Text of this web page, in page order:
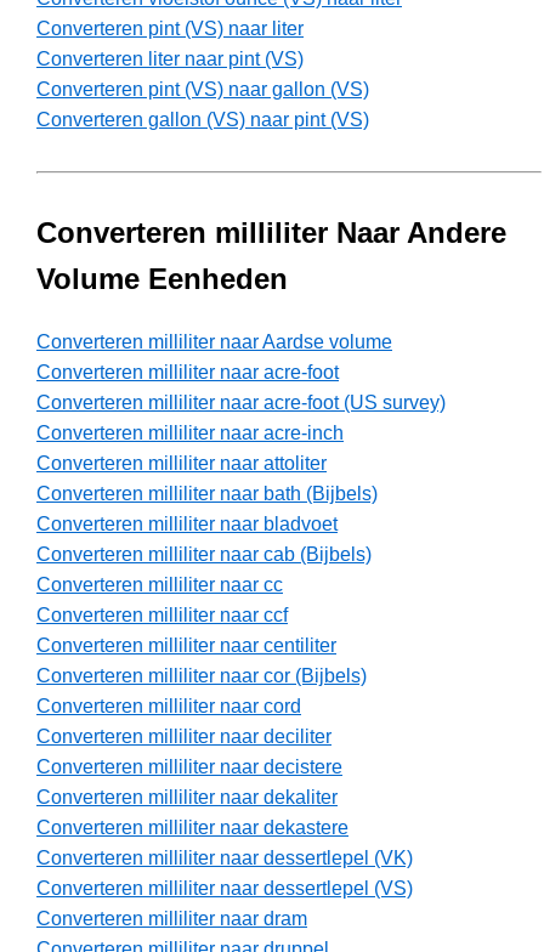
Converteren pint (VS) naar liter
Converteren liter naar pint (VS)
Converteren pint (VS) naar gallon (VS)
Converteren gallon (VS) naar pint (VS)
Converteren milliliter Naar Andere
Volume Eenheden
Converteren milliliter naar Aardse volume
Converteren milliliter naar acre-foot
Converteren milliliter naar acre-foot (US survey)
Converteren milliliter naar acre-inch
Converteren milliliter naar attoliter
Converteren milliliter naar bath (Bijbels)
Converteren milliliter naar bladvoet
Converteren milliliter naar cab (Bijbels)
Converteren milliliter naar cc
Converteren milliliter naar ccf
Converteren milliliter naar centiliter
Converteren milliliter naar cor (Bijbels)
Converteren milliliter naar cord
Converteren milliliter naar deciliter
Converteren milliliter naar decistere
Converteren milliliter naar dekaliter
Converteren milliliter naar dekastere
Converteren milliliter naar dessertlepel (VK)
Converteren milliliter naar dessertlepel (VS)
Converteren milliliter naar dram